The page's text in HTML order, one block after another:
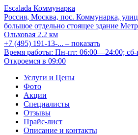
Escalada Коммунарка
Россия, Москва, пос. Коммунарка,
большое отдельно стоящее здание
Ольховая 2.2 км
+7 (495) 191-13-... – показать
Время работы: Пн-пт: 06:00—24:00;
Откроемся в 09:00
Услуги и Цены
Фото
Акции
Специалисты
Отзывы
Прайс-лист
Описание и контакты